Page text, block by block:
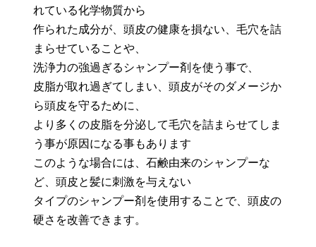
れている化学物質から
作られた成分が、頭皮の健康を損ない、毛穴を詰
まらせていることや、
洗浄力の強過ぎるシャンプー剤を使う事で、
皮脂が取れ過ぎてしまい、頭皮がそのダメージか
ら頭皮を守るために、
より多くの皮脂を分泌して毛穴を詰まらせてしま
う事が原因になる事もあります
このような場合には、石鹸由来のシャンプーな
ど、頭皮と髪に刺激を与えない
タイプのシャンプー剤を使用することで、頭皮の
硬さを改善できます。